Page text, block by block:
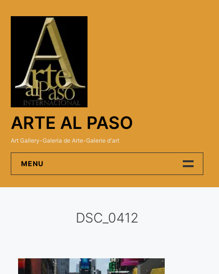
ARTE AL PASO
Art Gallery-Galeria de Arte-Galerie d'art
MENU
Visitas a los ateliers o talleres de artistas
DSC_0412